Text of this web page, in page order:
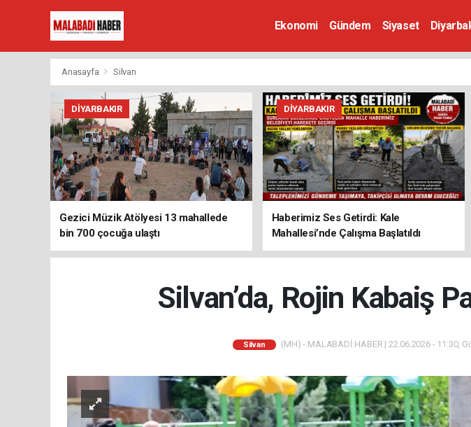
Ekonomi Gündem Siyaset
Anasayfa Silvan
DIYARBAKIR
Gezici Müzik Atölyesi 13 mahallede
bin 700 çocuğa ulaştı
DIYARBAKIR
Haberimiz Ses Getirdi: Kale
Mahallesi’nde Çalışma Başlatıldı
Silvan’da, Rojin Kabaiş
Silvan (MH) - MALABADİ HABER | 22.06.2026 - 11:30,